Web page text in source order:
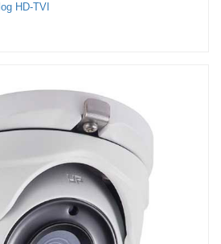
HD-TVI